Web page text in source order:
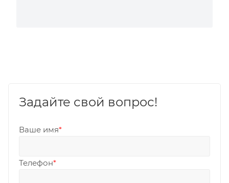
Задайте свой вопрос!
Ваше имя*
Телефон*